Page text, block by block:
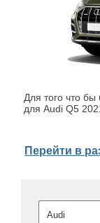
Для того что бы
для Audi Q5
Перейти в